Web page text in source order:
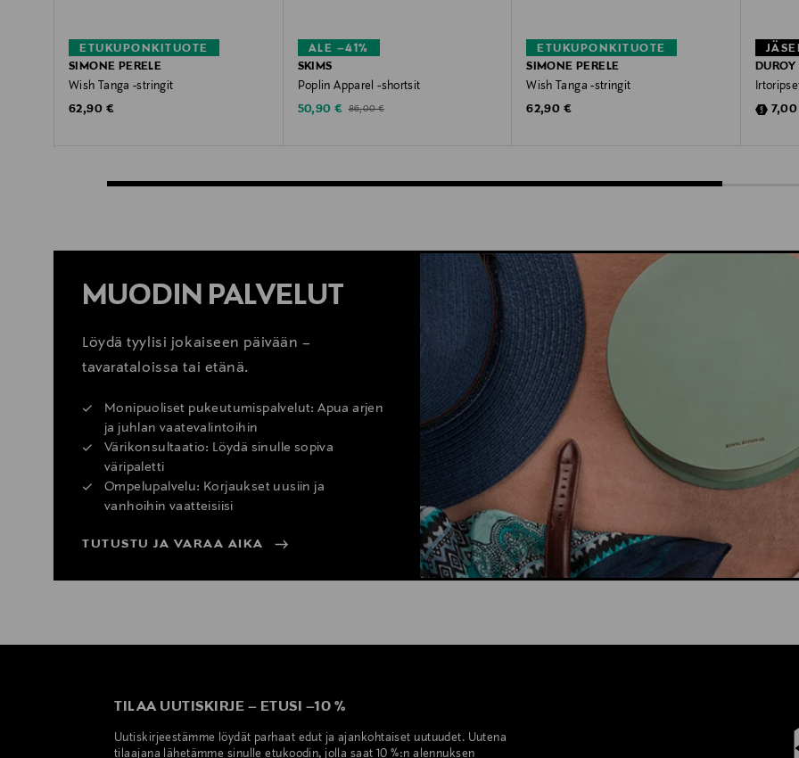
ETUKUPONKITUOTE
SIMONE PERELE
Wish Tanga -stringit
Original Price
62,90 €
ALE –41%
SKIMS
Poplin Apparel -shortsit
Discounted Price
50,90 € Original Price
86,00 €
ETUKUPONKITUOTE
SIMONE PERELE
Wish Tanga -stringit
Original Price
62,90 €
DUROY
MUODIN PALVELUT
Löydä tyylisi jokaiseen päivään –
tavarataloissa tai etänä.
Monipuoliset pukeutumispalvelut: Apua arjen
ja juhlan vaatevalintoihin
Värikonsultaatio: Löydä sinulle sopiva
väripaletti
Ompelupalvelu: Korjaukset uusiin ja
vanhoihin vaatteisiisi
TUTUSTU JA VARAA AIKA
TILAA UUTISKIRJE – ETUSI –10 %
Uutiskirjeestämme löydät parhaat edut ja ajankohtaiset uutuudet. Uutena
tilaajana lähetämme sinulle etukoodin, jolla saat 10 %:n alennuksen